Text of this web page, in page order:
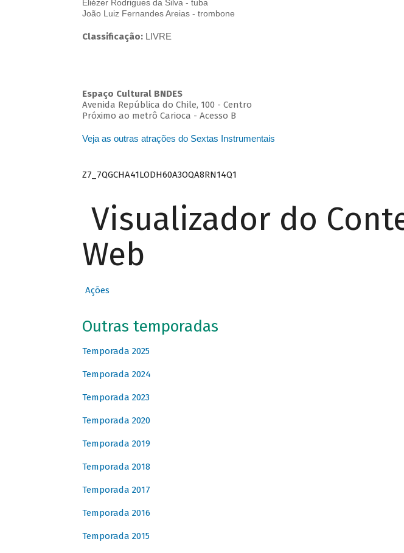
Eliézer Rodrigues da Silva - tuba
João Luiz Fernandes Areias - trombone
Classificação: LIVRE
Espaço Cultural BNDES
Avenida República do Chile, 100 - Centro
Próximo ao metrô Carioca - Acesso B
Veja as outras atrações do Sextas Instrumentais
Z7_7QGCHA41LODH60A3OQA8RN14Q1
Visualizador do
Web
Ações
Outras temporadas
Temporada 2025
Temporada 2024
Temporada 2023
Temporada 2020
Temporada 2019
Temporada 2018
Temporada 2017
Temporada 2016
Temporada 2015